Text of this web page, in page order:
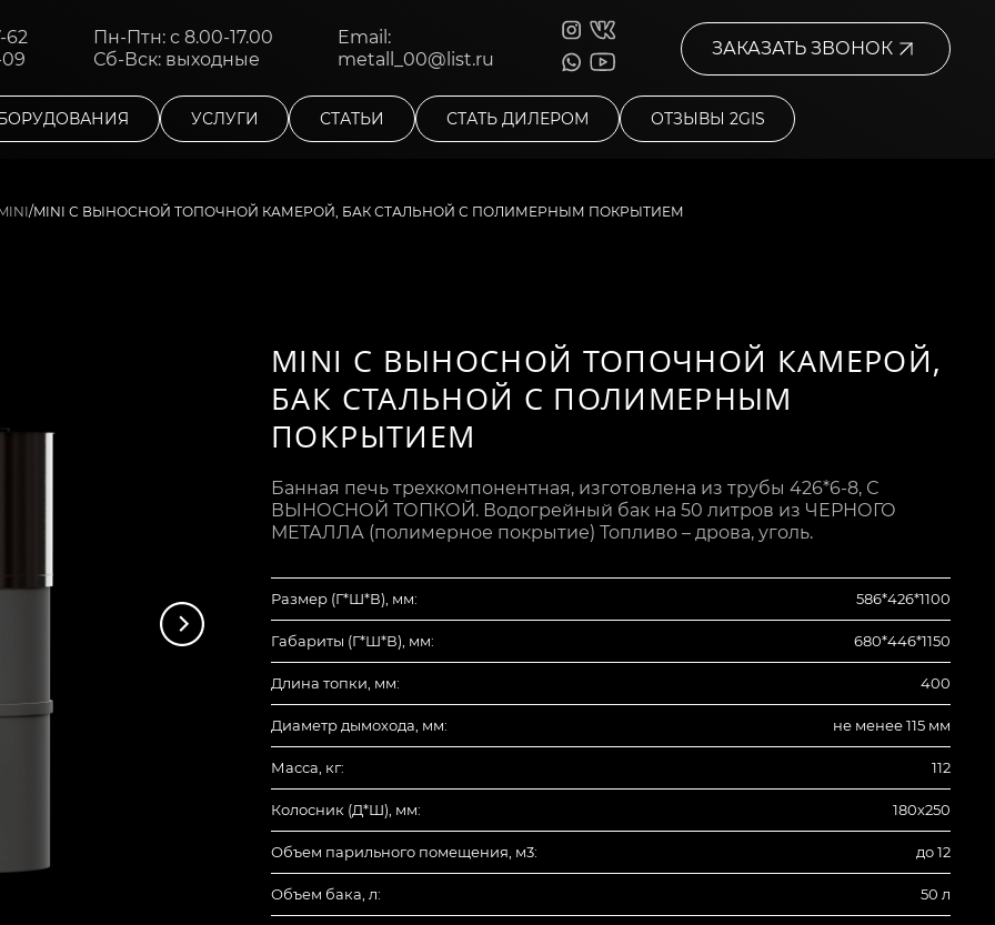
62
09
Пн-Птн: с 8.00-17.00
Сб-Вск: выходные
Email:
metall_00@list.ru
ЗАКАЗАТЬ ЗВОНОК
УСЛУГИ СТАТЬИ СТАТЬ ДИЛЕРОМ ОТЗЫВЫ 2GIS
/MINI С ВЫНОСНОЙ ТОПОЧНОЙ КАМЕРОЙ, БАК СТАЛЬНОЙ С ПОЛИМЕРНЫМ ПОКРЫТИЕМ
MINI С ВЫНОСНОЙ ТОПОЧНОЙ КАМЕРОЙ,
БАК СТАЛЬНОЙ С ПОЛИМЕРНЫМ
ПОКРЫТИЕМ
Банная печь трехкомпонентная, изготовлена из трубы 426*6-8, С
ВЫНОСНОЙ ТОПКОЙ. Водогрейный бак на 50 литров из ЧЕРНОГО
МЕТАЛЛА (полимерное покрытие) Топливо – дрова, уголь.
Размер (Г*Ш*В), мм: 586*426*1100
Габариты (Г*Ш*В), мм: 680*446*1150
Длина топки, мм: 400
Диаметр дымохода, мм: не менее 115 мм
Масса, кг: 112
Колосник (Д*Ш), мм: 180х250
Объем парильного помещения, м3: до 12
Объем бака, л: 50 л